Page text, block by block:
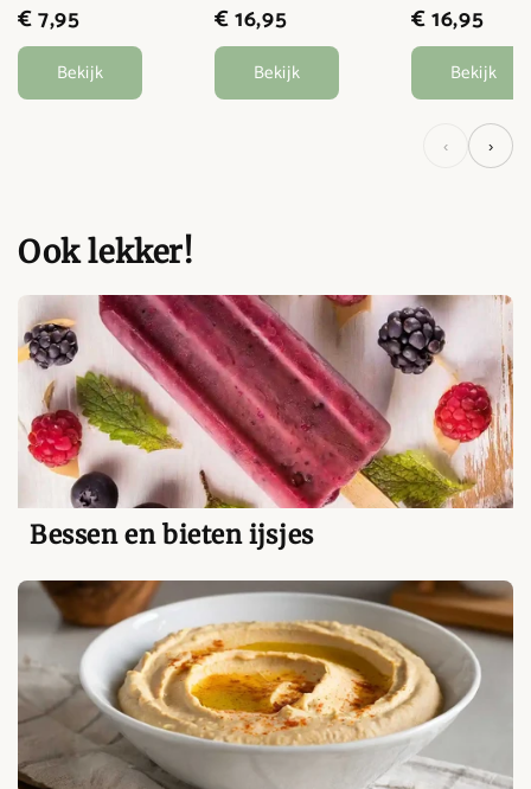
€ 7,95
Bekijk
€ 16,95
Bekijk
€ 16,95
Bekijk
‹ ›
Ook lekker!
Bessen en bieten ijsjes